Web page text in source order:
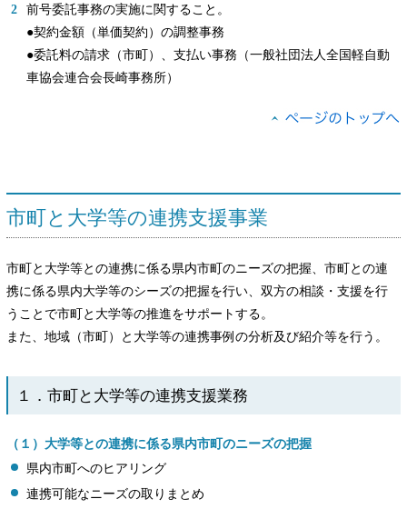
前号委託事務の実施に関すること。
●契約金額（単価契約）の調整事務
●委託料の請求（市町）、支払い事務（一般社団法人全国軽自動
車協会連合会長崎事務所）
市町と大学等の連携支援事業
市町と大学等との連携に係る県内市町のニーズの把握、市町との連
携に係る県内大学等のシーズの把握を行い、双方の相談・支援を行
うことで市町と大学等の推進をサポートする。
また、地域（市町）と大学等の連携事例の分析及び紹介等を行う。
１．市町と大学等の連携支援業務
（１）大学等との連携に係る県内市町のニーズの把握
県内市町へのヒアリング
連携可能なニーズの取りまとめ